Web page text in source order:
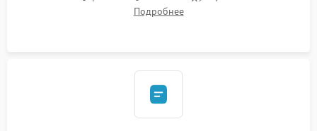
надежной фиксацией хомутами. Обработка стыков
герметиком для предотвращения возможных протечек воды.
Подробнее